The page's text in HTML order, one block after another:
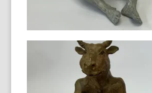
Flying in the sky
162 X 114 cm